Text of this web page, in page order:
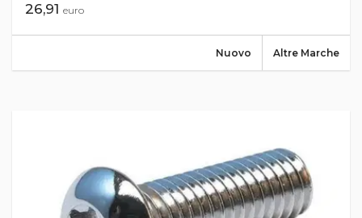
26,91 euro
Altre Marche
Nuovo